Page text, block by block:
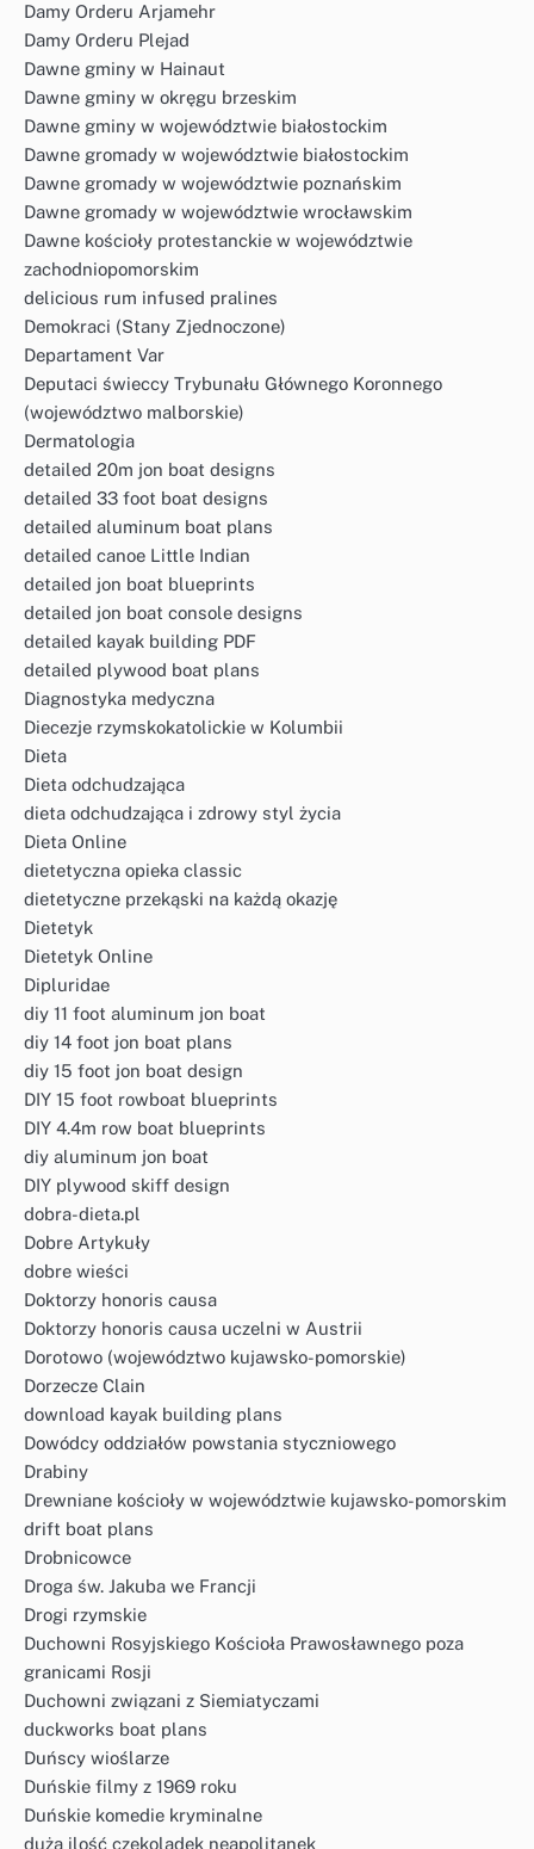
Damy Orderu Arjamehr
Damy Orderu Plejad
Dawne gminy w Hainaut
Dawne gminy w okręgu brzeskim
Dawne gminy w województwie białostockim
Dawne gromady w województwie białostockim
Dawne gromady w województwie poznańskim
Dawne gromady w województwie wrocławskim
Dawne kościoły protestanckie w województwie
zachodniopomorskim
delicious rum infused pralines
Demokraci (Stany Zjednoczone)
Departament Var
Deputaci świeccy Trybunału Głównego Koronnego
(województwo malborskie)
Dermatologia
detailed 20m jon boat designs
detailed 33 foot boat designs
detailed aluminum boat plans
detailed canoe Little Indian
detailed jon boat blueprints
detailed jon boat console designs
detailed kayak building PDF
detailed plywood boat plans
Diagnostyka medyczna
Diecezje rzymskokatolickie w Kolumbii
Dieta
Dieta odchudzająca
dieta odchudzająca i zdrowy styl życia
Dieta Online
dietetyczna opieka classic
dietetyczne przekąski na każdą okazję
Dietetyk
Dietetyk Online
Dipluridae
diy 11 foot aluminum jon boat
diy 14 foot jon boat plans
diy 15 foot jon boat design
DIY 15 foot rowboat blueprints
DIY 4.4m row boat blueprints
diy aluminum jon boat
DIY plywood skiff design
dobra-dieta.pl
Dobre Artykuły
dobre wieści
Doktorzy honoris causa
Doktorzy honoris causa uczelni w Austrii
Dorotowo (województwo kujawsko-pomorskie)
Dorzecze Clain
download kayak building plans
Dowódcy oddziałów powstania styczniowego
Drabiny
Drewniane kościoły w województwie kujawsko-pomorskim
drift boat plans
Drobnicowce
Droga św. Jakuba we Francji
Drogi rzymskie
Duchowni Rosyjskiego Kościoła Prawosławnego poza
granicami Rosji
Duchowni związani z Siemiatyczami
duckworks boat plans
Duńscy wioślarze
Duńskie filmy z 1969 roku
Duńskie komedie kryminalne
duża ilość czekoladek neapolitanek